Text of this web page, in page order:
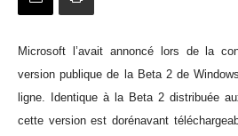
Microsoft l’avait annoncé lors de la
version publique de la Beta 2 de
ligne. Identique à la Beta 2 distribuée
cette version est dorénavant